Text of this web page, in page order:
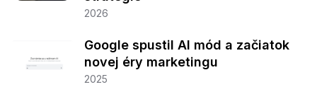
2026
Google spustil AI mód a začiatok
novej éry marketingu
2025